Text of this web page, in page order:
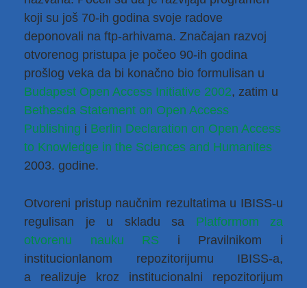
koji su još 70-ih godina svoje radove
deponovali na ftp-arhivama. Značajan razvoj
otvorenog pristupa je počeo 90-ih godina
prošlog veka da bi konačno bio formulisan u
Budapest Open Access Initiative 2002, zatim u
Bethesda Statement on Open Access
Publishing i Berlin Declaration on Open Access
to Knowledge in the Sciences and Humanites
2003. godine.
Otvoreni pristup naučnim rezultatima u IBISS-u
regulisan je u skladu sa Platformom za
otvorenu nauku RS i Pravilnikom i
institucionlanom repozitorijumu IBISS-a,
a realizuje kroz institucionalni repozitorijum